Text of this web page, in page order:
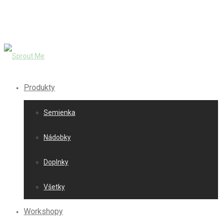
Produkty
Semienka
Nádobky
Doplnky
Všetky
Workshopy